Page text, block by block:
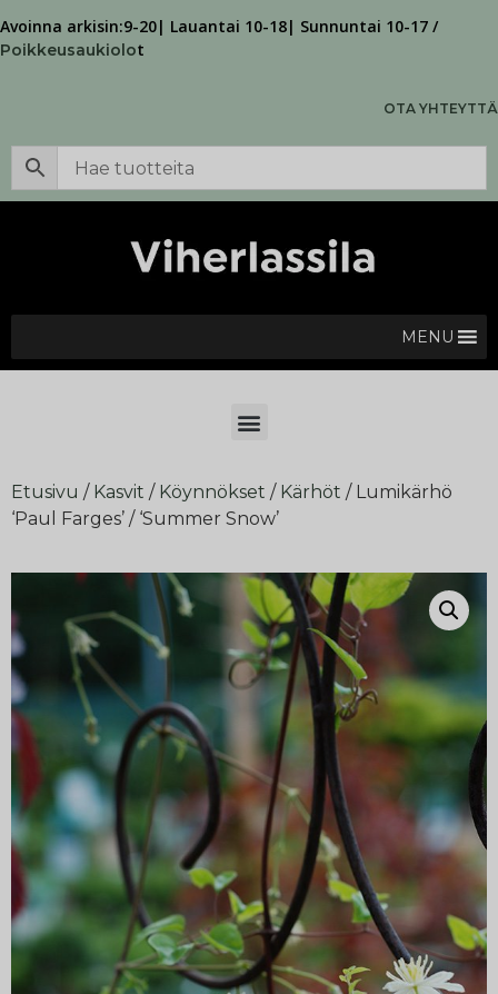
Avoinna arkisin:9-20| Lauantai 10-18| Sunnuntai 10-17 /
Poikkeusaukiolot
OTA YHTEYTTÄ
MENU
Etusivu / Kasvit / Köynnökset / Kärhöt / Lumikärhö
‘Paul Farges’ / ‘Summer Snow’